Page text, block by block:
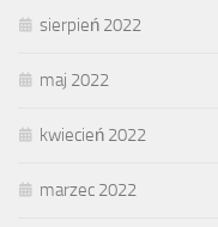
sierpień 2022
maj 2022
kwiecień 2022
marzec 2022